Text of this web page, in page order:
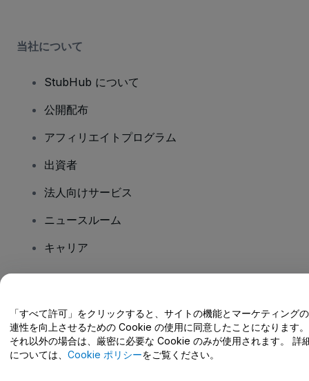
当社について
StubHub について
公開配布
アフィリエイトプログラム
出資者
法人向けサービス
ニュースルーム
キャリア
ヘルプセンター / こちらまでご連絡下さい
「すべて許可」をクリックすると、サイトの機能とマーケティング
連性を向上させるための Cookie の使用に同意したことになります。
それ以外の場合は、厳密に必要な Cookie のみが使用されます。 詳
については、 Cookie ポリシーをご覧ください。